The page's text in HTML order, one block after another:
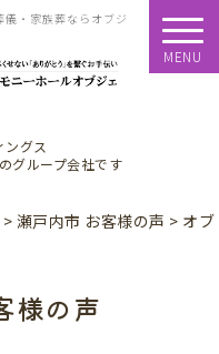
・家族葬ならオブジ
ングス
のグループ会社です
MENU
> 瀬戸内市 お客様の声 > オブ
様の声